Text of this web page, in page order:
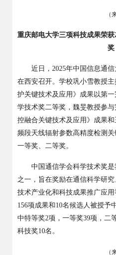
（
重庆邮电大学三项科技成果荣获
奖
近日， 2025年中国信息通
在西安召开。学校巩小雪教授
护关键技术及应用》成果以第
学技术奖二等奖，魏旻教授参
控融合关键技术及应用》成果
频段天线辐射参数高精度检测
一等奖、二等奖。
中国通信学会科学技术奖
之一，旨在奖励在通信科学研
技术产业化和科技成果推广应用
156项成果和 10名候选人被授予
中特等奖2项，一等奖39项，二
科技奖10名。
（